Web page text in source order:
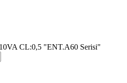
CL:0,5 "ENT.A60 Serisi"